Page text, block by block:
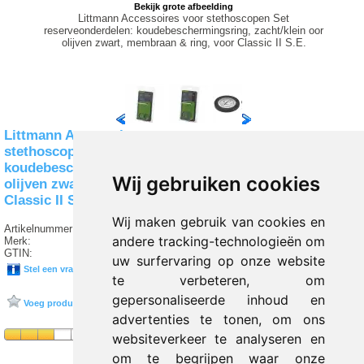
Wij gebruiken cookies
Wij maken gebruik van cookies en
andere tracking-technologieën om
uw surfervaring op onze website
te verbeteren, om
gepersonaliseerde inhoud en
advertenties te tonen, om ons
websiteverkeer te analyseren en
om te begrijpen waar onze
Bekijk grote afbeelding
Littmann Accessoires voor stethoscopen Set
reserveonderdelen: koudebeschermingsring, zacht/klein oor
olijven zwart, membraan & ring, voor Classic II S.E.
Littmann Accessoires voor
stethoscopen Set reserveonderdelen:
koudebeschermingsring, zacht/klein oor
olijven zwart, membraan & ring, voor
Classic II S.E.
Artikelnummer:
Merk:
GTIN:
G5 40005
3M-MEDICA
Stel een vraag over dit product
Voeg product toe aan favorieten